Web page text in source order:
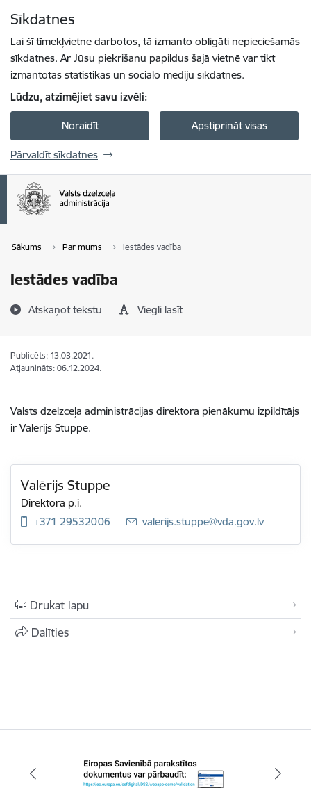
Sīkdatnes
Lai šī tīmekļvietne darbotos, tā izmanto obligāti nepieciešamās
sīkdatnes. Ar Jūsu piekrišanu papildus šajā vietnē var tikt
izmantotas statistikas un sociālo mediju sīkdatnes.
Lūdzu, atzīmējiet savu izvēli:
Noraidīt Apstiprināt visas
Pārvaldīt sīkdatnes
Sākums Par mums Iestādes vadība
Iestādes vadība
Atskaņot tekstu Viegli lasīt
Publicēts: 13.03.2021.
Atjaunināts: 06.12.2024.
Valsts dzelzceļa administrācijas direktora pienākumu izpildītājs
ir Valērijs Stuppe.
Valērijs Stuppe
Direktora p.i.
+371 29532006
E-pasts:
valerijs.stuppe@vda.gov.lv
Drukāt lapu
Dalīties